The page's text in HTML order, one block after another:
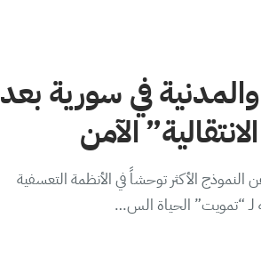
في سورية بعد
الآمن
الأكثر توحشاً في الأنظمة التعسفية
لـ “تمويت” الحياة الس…